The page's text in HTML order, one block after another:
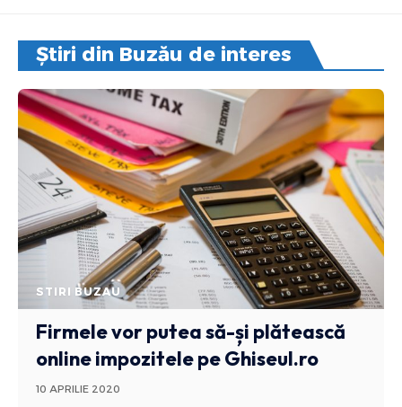
Știri din Buzău de interes
STIRI BUZAU
Firmele vor putea să-și plătească
online impozitele pe Ghiseul.ro
10 APRILIE 2020